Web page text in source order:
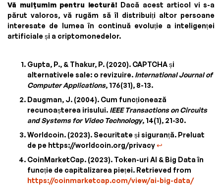
Vă mulțumim pentru lectură! Dacă acest articol vi s-a
părut valoros, vă rugăm să îl distribuiți altor persoane
interesate de lumea în continuă evoluție a inteligenței
artificiale și a criptomonedelor.
Gupta, P., & Thakur, P. (2020). CAPTCHA și
alternativele sale: o revizuire. International Journal of
Computer Applications, 176(31), 8-13.
Daugman, J. (2004). Cum funcționează
recunoașterea irisului. IEEE Transactions on Circuits
and Systems for Video Technology, 14(1), 21-30.
Worldcoin. (2023). Securitate și siguranță. Preluat
de pe https://worldcoin.org/privacy↩
CoinMarketCap. (2023). Token-uri AI & Big Data în
funcție de capitalizarea pieței. Retrieved from
https://coinmarketcap.com/view/ai-big-data/